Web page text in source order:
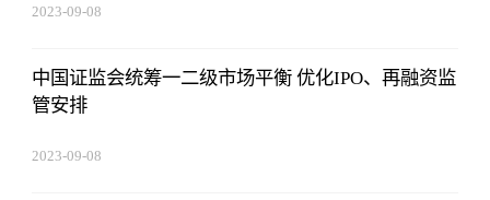
2023-09-08
中国证监会统筹一二级市场平衡 优化IPO、再融资监
管安排
2023-09-08